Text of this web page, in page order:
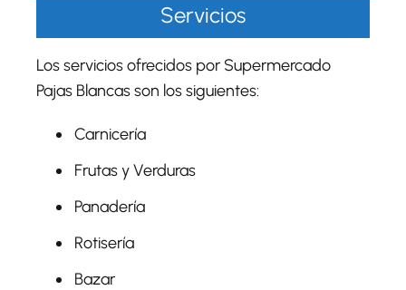
Servicios
Los servicios ofrecidos por Supermercado
Pajas Blancas son los siguientes:
Carnicería
Frutas y Verduras
Panadería
Rotisería
Bazar